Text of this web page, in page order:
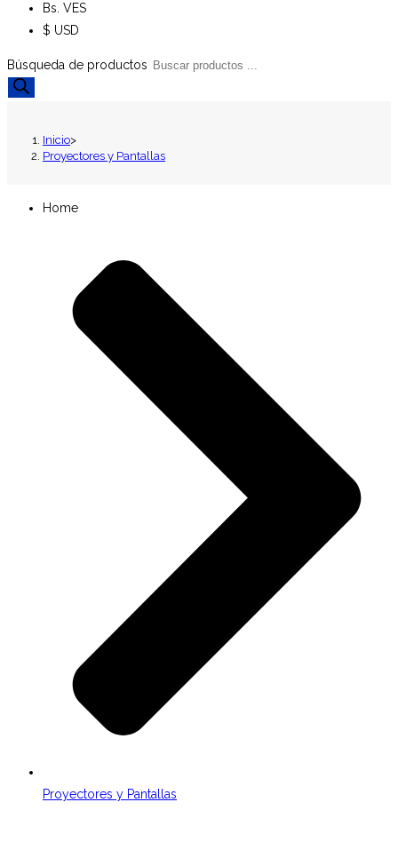
Bs. VES
$ USD
Búsqueda de productos
Inicio>
Proyectores y Pantallas
Home
Proyectores y Pantallas